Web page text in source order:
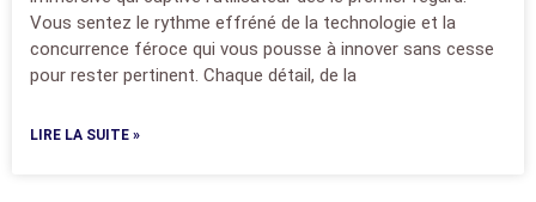
Vous sentez le rythme effréné de la technologie et la
concurrence féroce qui vous pousse à innover sans cesse
pour rester pertinent. Chaque détail, de la
LIRE LA SUITE »